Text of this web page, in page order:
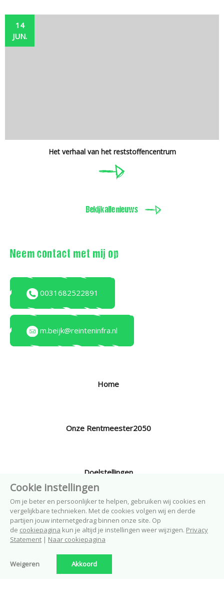
14
JUN.
Het verhaal van het reststoffencentrum
Bekijk alle nieuws
Neem contact met mij op
0031682522891
m.beijk@reinteninfra.nl
Home
Onze Rentmeester2050
Doelstellingen
Nieuwbouw in Borne
Nieuws
Cookie instellingen
Om je beter en persoonlijker te helpen, gebruiken wij cookies en
vergelijkbare technieken. Met de cookies volgen wij en derde
partijen jouw internetgedrag binnen onze site. Op
de cookiepagina kun je altijd je instellingen weer wijzigen. Privacy
Statement | Naar cookiepagina
Weigeren Akkoord